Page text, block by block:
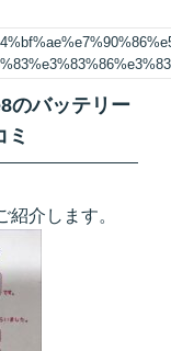
のバッテリー
ミ
介します。